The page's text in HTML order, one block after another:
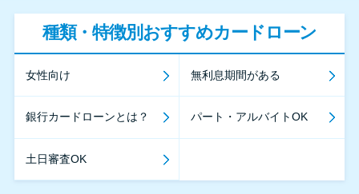
種類・特徴別おすすめカードローン
女性向け 無利息期間がある
銀行カードローンとは？ パート・アルバイトOK
土日審査OK